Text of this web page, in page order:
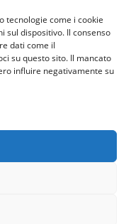
tecnologie come i cookie
sul dispositivo. Il consenso
dati come il
su questo sito. Il mancato
influire negativamente su